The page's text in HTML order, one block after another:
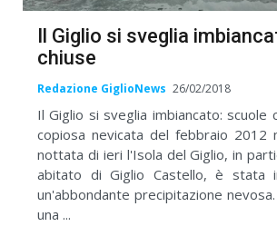
Il Giglio si sveglia
chiuse
Redazione GiglioNews 26/02/2018
Il Giglio si sveglia imbiancato: scuole
copiosa nevicata del febbraio 2012
nottata di ieri l'Isola del Giglio, in
abitato di Giglio Castello, è stata
un'abbondante precipitazione
una ...